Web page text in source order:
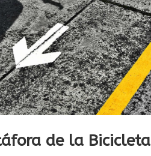
de la Bicicleta